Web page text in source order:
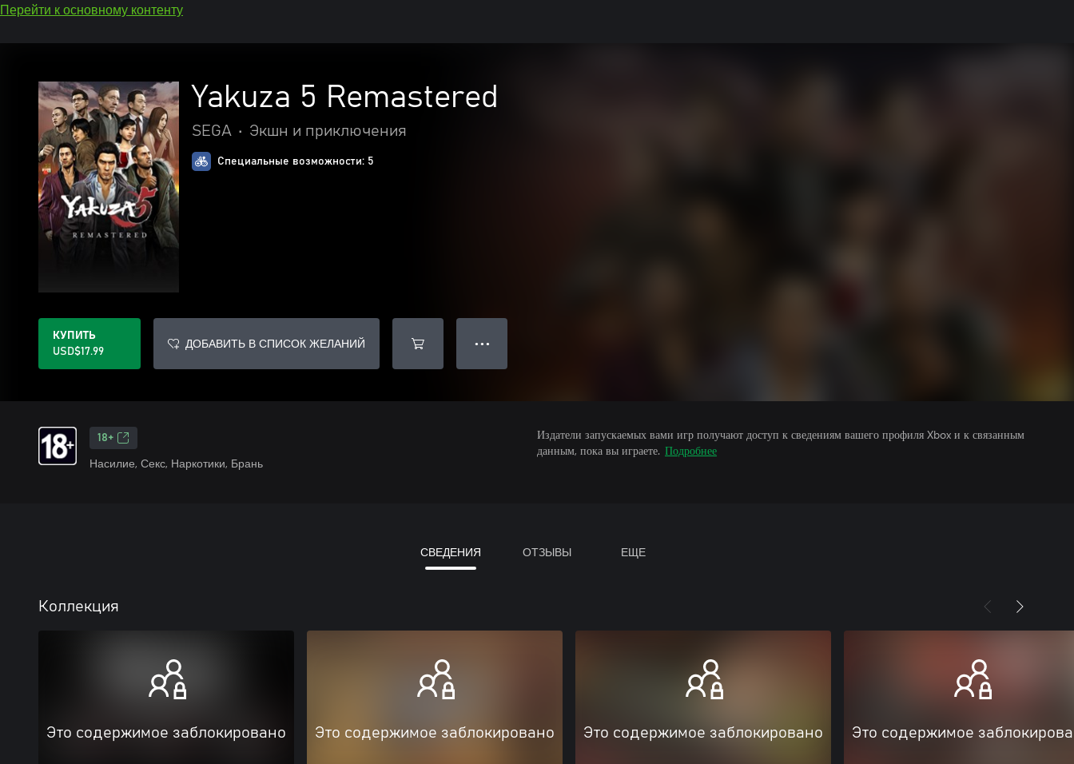
Перейти к основному контенту
Yakuza 5 Remastered
SEGA • Экшн и приключения
Специальные возможности: 5
КУПИТЬ
USD$17.99
ДОБАВИТЬ В СПИСОК ЖЕЛАНИЙ ● ● ●
18+
Насилие, Секс, Наркотики, Брань
Издатели запускаемых вами игр получают доступ к сведениям вашего профиля Xbox и к связанным
данным, пока вы играете. Подробнее
СВЕДЕНИЯ ОТЗЫВЫ ЕЩЕ
Коллекция
Это содержимое заблокировано Это содержимое заблокировано Это содержимое заблокировано Это содержимое